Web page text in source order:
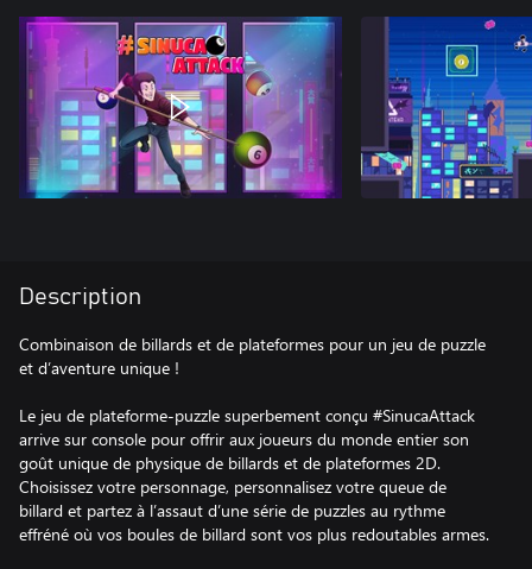
Description
Combinaison de billards et de plateformes pour un jeu de puzzle
et d’aventure unique !
Le jeu de plateforme-puzzle superbement conçu #SinucaAttack
arrive sur console pour offrir aux joueurs du monde entier son
goût unique de physique de billards et de plateformes 2D.
Choisissez votre personnage, personnalisez votre queue de
billard et partez à l’assaut d’une série de puzzles au rythme
effréné où vos boules de billard sont vos plus redoutables armes.